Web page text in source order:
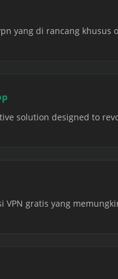
yang di rancang khusus
solution designed to
VPN gratis yang